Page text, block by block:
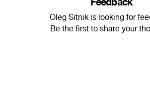
Oleg Sitnik is looking for
Be the first to share your